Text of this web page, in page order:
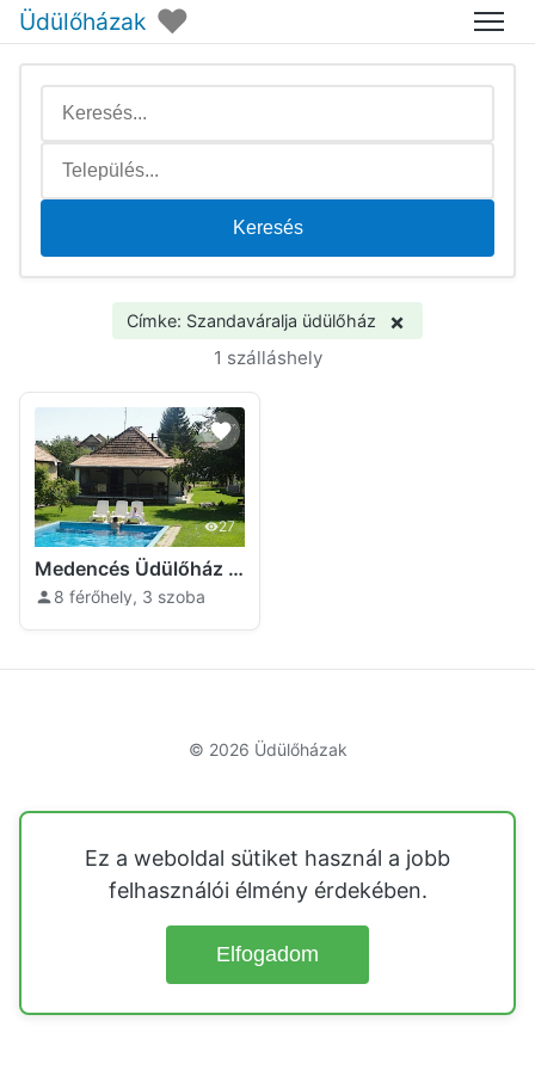
Üdülőházak ♥ Menü
Keresés
Címke: Szandaváralja üdülőház ×
1 szálláshely
27
Medencés Üdülőház Szandaváralja
8 férőhely, 3 szoba
© 2026 Üdülőházak
Ez a weboldal sütiket használ a jobb
felhasználói élmény érdekében.
Elfogadom